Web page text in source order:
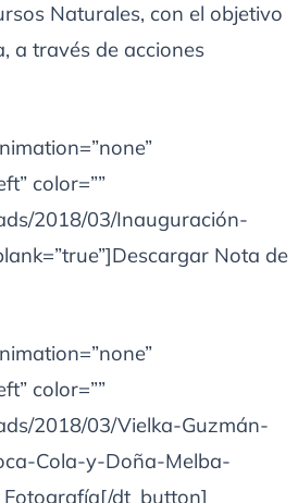
Naturales, con el objetivo
a través de acciones
color=””
2018/03/Inauguración-
Nota de
color=””
2018/03/Vielka-Guzmán-
Cola-y-Doña-Melba-
Fotografía[/dt_button]